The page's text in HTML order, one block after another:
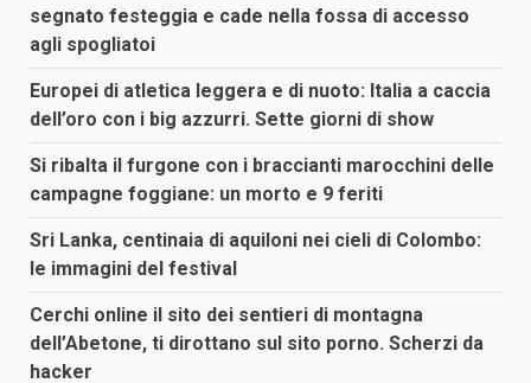
segnato festeggia e cade nella fossa di accesso
agli spogliatoi
Europei di atletica leggera e di nuoto: Italia a caccia
dell’oro con i big azzurri. Sette giorni di show
Si ribalta il furgone con i braccianti marocchini delle
campagne foggiane: un morto e 9 feriti
Sri Lanka, centinaia di aquiloni nei cieli di Colombo:
le immagini del festival
Cerchi online il sito dei sentieri di montagna
dell’Abetone, ti dirottano sul sito porno. Scherzi da
hacker